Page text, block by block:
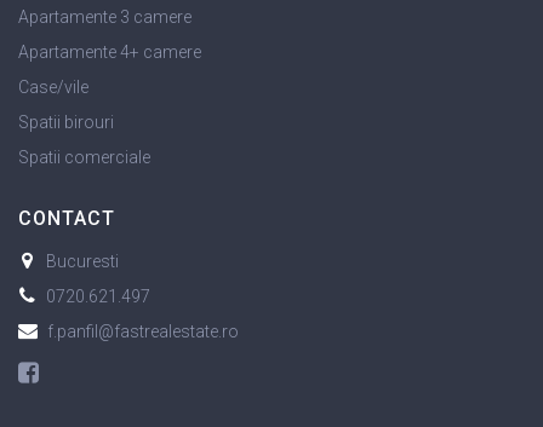
Apartamente 3 camere
Apartamente 4+ camere
Case/vile
Spatii birouri
Spatii comerciale
CONTACT
Bucuresti
0720.621.497
f.panfil@fastrealestate.ro